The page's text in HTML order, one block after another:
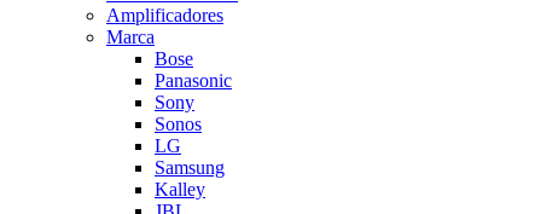
Amplificadores
Marca
Bose
Panasonic
Sony
Sonos
LG
Samsung
Kalley